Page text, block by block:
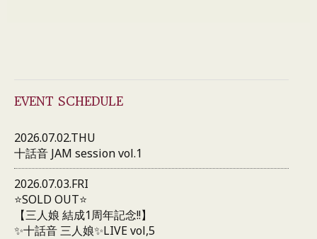
EVENT SCHEDULE
2026.07.02.THU
十話音 JAM session vol.1
2026.07.03.FRI
⭐️SOLD OUT⭐️
【三人娘 結成1周年記念!!】
✨十話音 三人娘✨LIVE vol,5